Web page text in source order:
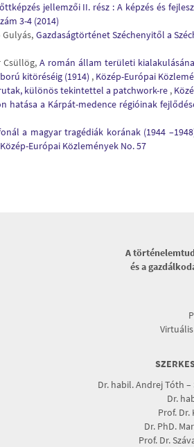
jellemzői II. rész : A képzés és
3-4 (2014)
Gazdaságtörténet Széchenyitől a
Csüllög, A román állam területi
kitöréséig (1914) , Közép-Európai
különös tekintettel a patchwork-re ,
hatása a Kárpát-medence régióinak
a magyar tragédiák korának (1944
Közép-Európai Közlemények No. 57
A
és a
Dr. habil. Andrej Tóth
Dr.
Prof.
Dr. PhD.
Prof. Dr.